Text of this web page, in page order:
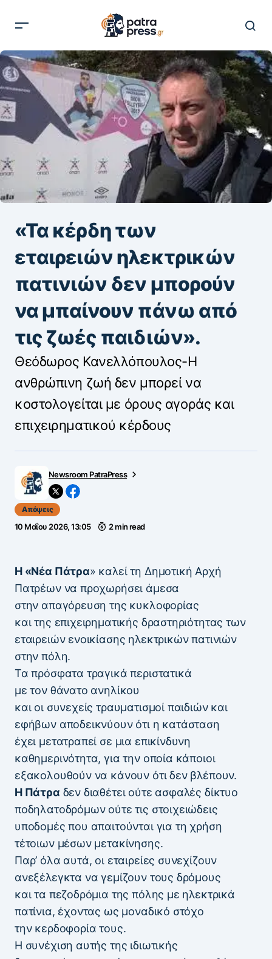
«Τα κέρδη των
εταιρειών ηλεκτρικών
πατινιών δεν μπορούν
να μπαίνουν πάνω από
τις ζωές παιδιών».
Θεόδωρος Κανελλόπουλος-Η
ανθρώπινη ζωή δεν μπορεί να
κοστολογείται με όρους αγοράς και
επιχειρηματικού κέρδους
Newsroom PatraPress
Απόψεις
10 Μαΐου 2026, 13:05 2 min read
Η «Νέα Πάτρα» καλεί τη Δημοτική Αρχή
Πατρέων να προχωρήσει άμεσα
στην απαγόρευση της κυκλοφορίας
και της επιχειρηματικής δραστηριότητας των
εταιρειών ενοικίασης ηλεκτρικών πατινιών
στην πόλη.
Τα πρόσφατα τραγικά περιστατικά
με τον θάνατο ανηλίκου
και οι συνεχείς τραυματισμοί παιδιών και
εφήβων αποδεικνύουν ότι η κατάσταση
έχει μετατραπεί σε μια επικίνδυνη
καθημερινότητα, για την οποία κάποιοι
εξακολουθούν να κάνουν ότι δεν βλέπουν.
Η Πάτρα δεν διαθέτει ούτε ασφαλές δίκτυο
ποδηλατοδρόμων ούτε τις στοιχειώδεις
υποδομές που απαιτούνται για τη χρήση
τέτοιων μέσων μετακίνησης.
Παρ’ όλα αυτά, οι εταιρείες συνεχίζουν
ανεξέλεγκτα να γεμίζουν τους δρόμους
και τα πεζοδρόμια της πόλης με ηλεκτρικά
πατίνια, έχοντας ως μοναδικό στόχο
την κερδοφορία τους.
Η συνέχιση αυτής της ιδιωτικής